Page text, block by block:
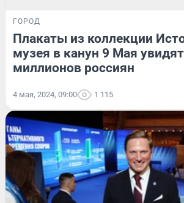
ГОРОД
Плакаты из коллекции
музея в канун 9 Мая
миллионов россиян
4 мая, 2024, 09:00 1 115